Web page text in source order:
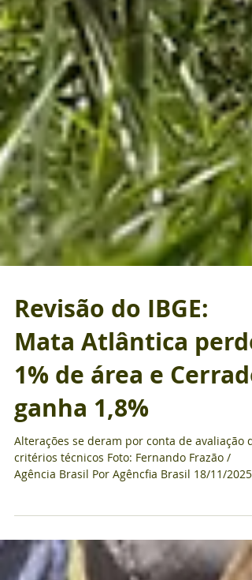
Revisão do IBGE:
Mata Atlântica perde
1% de área e Cerrado
ganha 1,8%
Alterações se deram por conta de avaliação
entre os estados de Minas Gerais e São Paulo
foram revisados pelo Instituto Brasileiro de
Geografia e Estatística (IBGE). A divulgação